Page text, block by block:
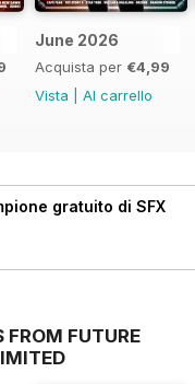
June 2026
Acquista per €4,99
Vista
Al carrello
gratuito di SFX
FROM FUTURE